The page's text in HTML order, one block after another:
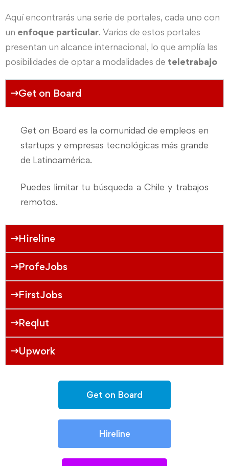
Aquí encontrarás una serie de portales, cada uno con
un enfoque particular. Varios de estos portales
presentan un alcance internacional, lo que amplía las
posibilidades de optar a modalidades de teletrabajo
Get on Board
Get on Board es la comunidad de empleos en
startups y empresas tecnológicas más grande
de Latinoamérica.
Puedes limitar tu búsqueda a Chile y trabajos
remotos.
Hireline
ProfeJobs
FirstJobs
Reqlut
Upwork
Get on Board
Hireline